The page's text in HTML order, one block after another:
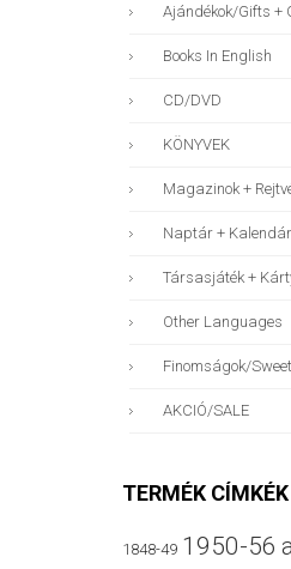
Ajándékok/gifts +
Books In English
CD/DVD
KÖNYVEK
Magazinok +
Naptár +
Társasjáték +
Other Languages
Finomságok/
AKCIÓ/SALE
TERMÉK CÍMKÉK
1848-49 1950-56